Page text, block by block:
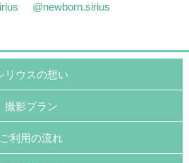
@newborn.sirius
リウスの想い
撮影プラン
ご利用の流れ